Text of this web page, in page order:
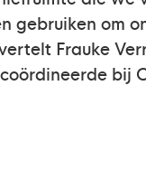
gebruiken om
Frauke
bij